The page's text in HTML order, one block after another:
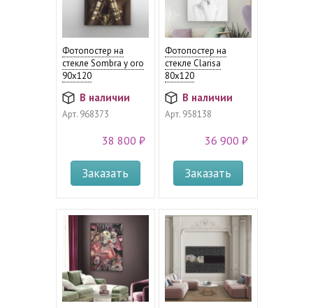
Фотопостер на
стекле Sombra y oro
90х120
В наличии
Арт.968373
38 800 ₽
Заказать
Фотопостер на
стекле Clarisa
80х120
В наличии
Арт.958138
36 900 ₽
Заказать